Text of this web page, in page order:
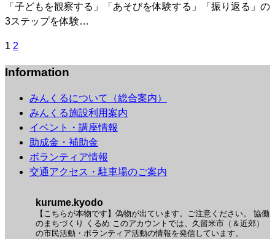
「子どもを観察する」「あそびを体験する」「振り返る」の
3ステップを体験…
投
の
1 2
Information
みんくるについて（総合案内）
みんくる施設利用案内
イベント・講座情報
助成金・補助金
ボランティア情報
交通アクセス・駐車場のご案内
kurume.kyodo
【こちらが本物です】偽物が出ています。ご注意ください。
協働
のまちづくり くるめ このアカウントでは、久留米市（＆近郊）
の市民活動・ボランティア活動の情報を発信しています。